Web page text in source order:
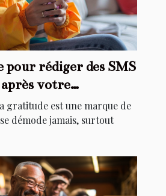
pour rédiger des SMS
votre
gratitude est une marque de
démode jamais, surtout